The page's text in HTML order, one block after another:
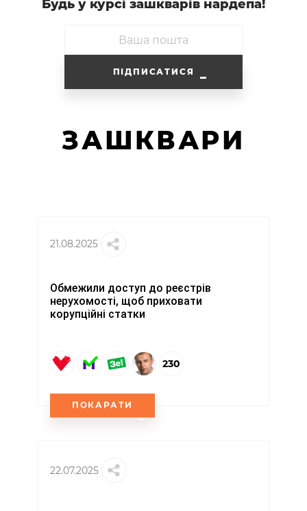
Будь у курсi зашкварiв нардепа!
ПІДПИСАТИСЯ
ЗАШКВАРИ
21.08.2025
Обмежили доступ до реєстрів
нерухомості, щоб приховати
корупційні статки
230
ПОКАРАТИ
22.07.2025